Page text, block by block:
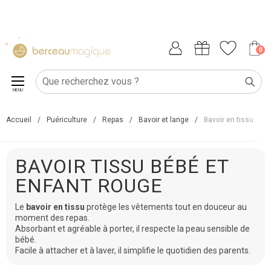
0
MENU
Accueil / Puériculture / Repas / Bavoir et lange / Bavoir en tissu
BAVOIR TISSU BÉBÉ ET
ENFANT ROUGE
Le bavoir en tissu protège les vêtements tout en douceur au
moment des repas.
Absorbant et agréable à porter, il respecte la peau sensible de
bébé.
Facile à attacher et à laver, il simplifie le quotidien des parents.